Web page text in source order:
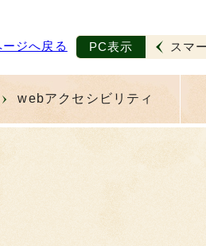
ジへ戻る PC表示 スマ
webアクセシビリティ